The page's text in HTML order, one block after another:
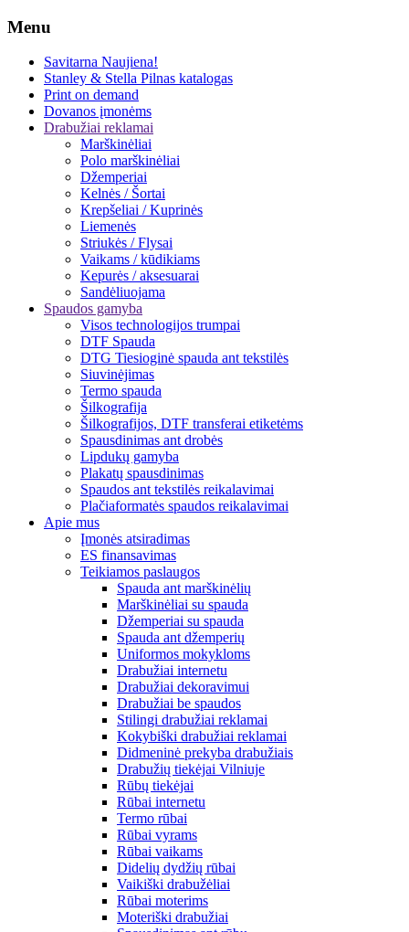
Menu
Savitarna Naujiena!
Stanley & Stella Pilnas katalogas
Print on demand
Dovanos įmonėms
Drabužiai reklamai
Marškinėliai
Polo marškinėliai
Džemperiai
Kelnės / Šortai
Krepšeliai / Kuprinės
Liemenės
Striukės / Flysai
Vaikams / kūdikiams
Kepurės / aksesuarai
Sandėliuojama
Spaudos gamyba
Visos technologijos trumpai
DTF Spauda
DTG Tiesioginė spauda ant tekstilės
Siuvinėjimas
Termo spauda
Šilkografija
Šilkografijos, DTF transferai etiketėms
Spausdinimas ant drobės
Lipdukų gamyba
Plakatų spausdinimas
Spaudos ant tekstilės reikalavimai
Plačiaformatės spaudos reikalavimai
Apie mus
Įmonės atsiradimas
ES finansavimas
Teikiamos paslaugos
Spauda ant marškinėlių
Marškinėliai su spauda
Džemperiai su spauda
Spauda ant džemperių
Uniformos mokykloms
Drabužiai internetu
Drabužiai dekoravimui
Drabužiai be spaudos
Stilingi drabužiai reklamai
Kokybiški drabužiai reklamai
Didmeninė prekyba drabužiais
Drabužių tiekėjai Vilniuje
Rūbų tiekėjai
Rūbai internetu
Termo rūbai
Rūbai vyrams
Rūbai vaikams
Didelių dydžių rūbai
Vaikiški drabužėliai
Rūbai moterims
Moteriški drabužiai